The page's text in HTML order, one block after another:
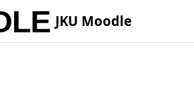
JKU Moodle